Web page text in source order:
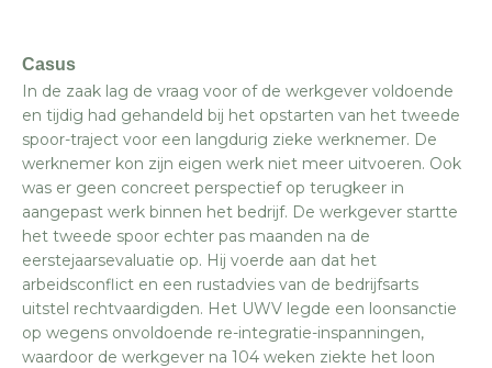
Casus
In de zaak lag de vraag voor of de werkgever voldoende
en tijdig had gehandeld bij het opstarten van het tweede
spoor-traject voor een langdurig zieke werknemer. De
werknemer kon zijn eigen werk niet meer uitvoeren. Ook
was er geen concreet perspectief op terugkeer in
aangepast werk binnen het bedrijf. De werkgever startte
het tweede spoor echter pas maanden na de
eerstejaarsevaluatie op. Hij voerde aan dat het
arbeidsconflict en een rustadvies van de bedrijfsarts
uitstel rechtvaardigden. Het UWV legde een loonsanctie
op wegens onvoldoende re-integratie-inspanningen,
waardoor de werkgever na 104 weken ziekte het loon